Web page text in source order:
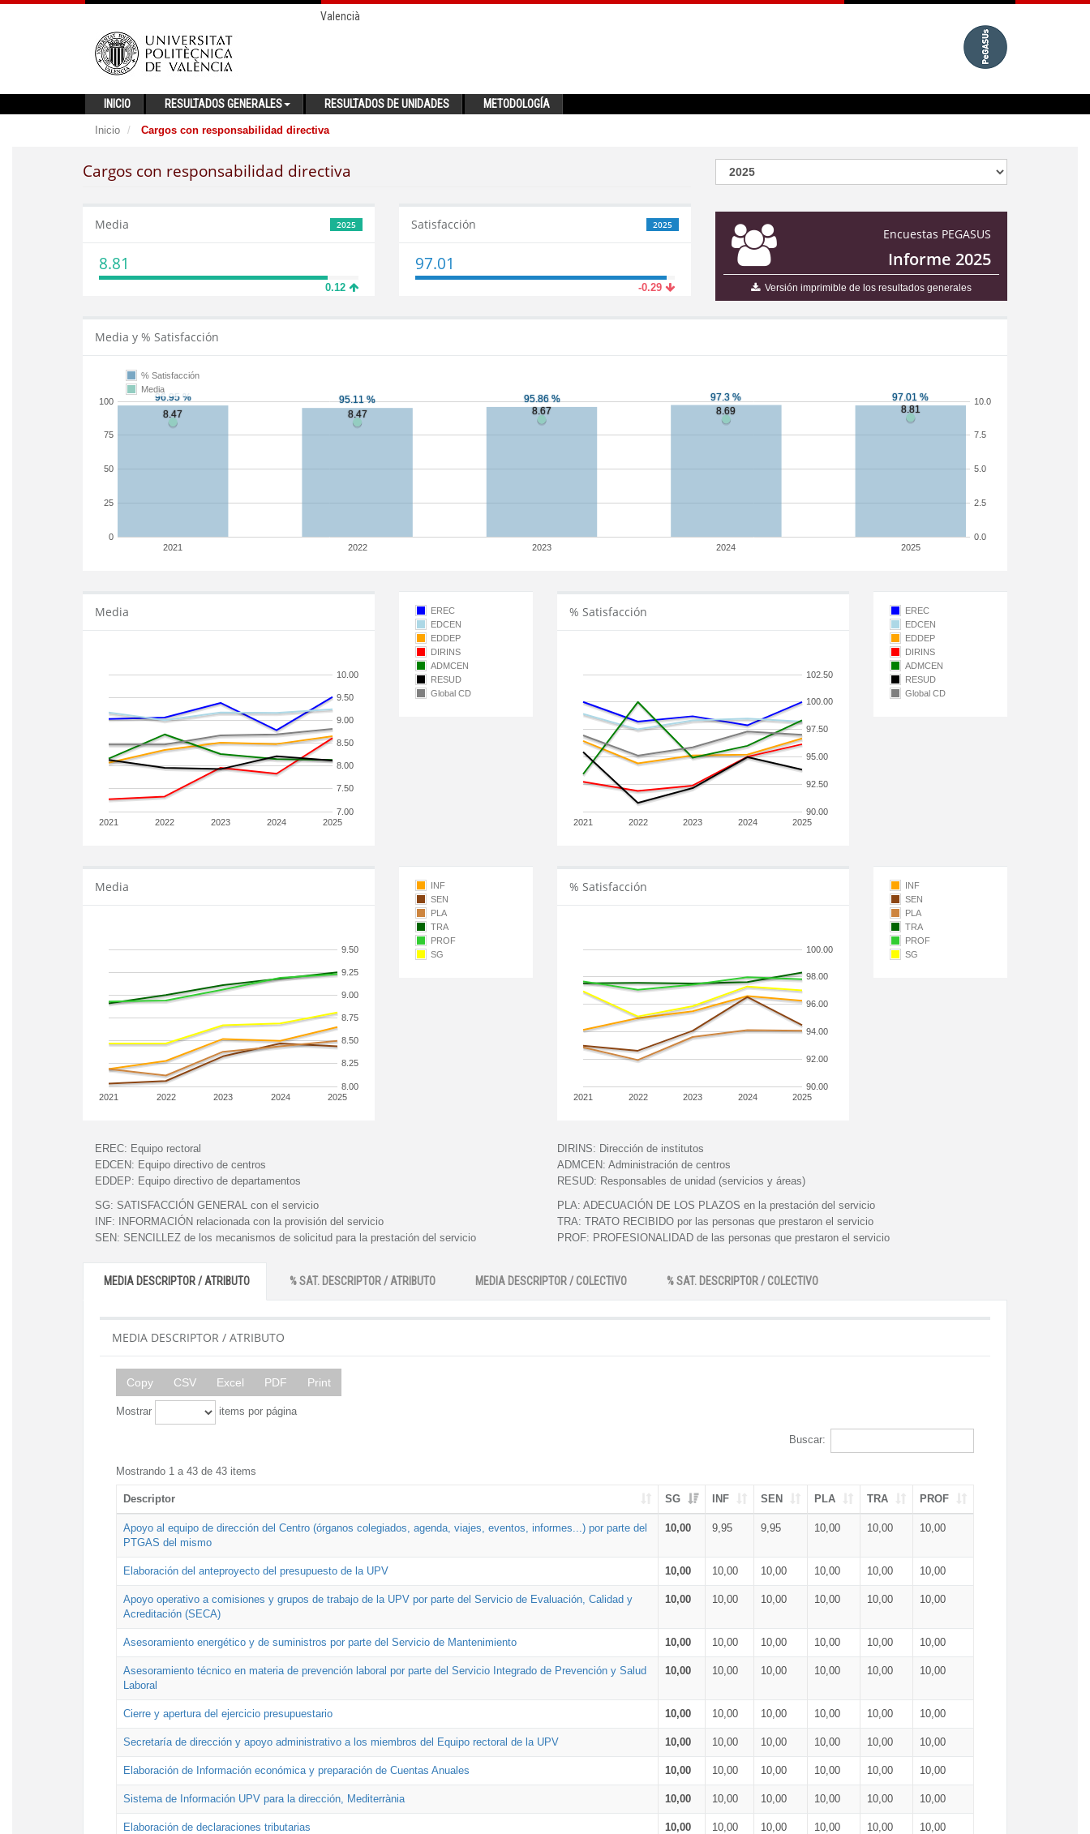
Valencià
INICIO RESULTADOS GENERALES RESULTADOS DE UNIDADES METODOLOGÍA
Inicio Cargos con responsabilidad directiva
Cargos con responsabilidad directiva
Encuestas PEGASUS
Informe 2025
Versión imprimible de los resultados generales
2025
Media
8.81
0.12
2025
Satisfacción
97.01
-0.29
Media y % Satisfacción
2021 2022 2023 2024 2025
0
25
50
75
100
0.0
2.5
5.0
7.5
10.0
% Satisfacción
Media
Media
2021 2022 2023 2024 2025
7.00
7.50
8.00
8.50
9.00
9.50
10.00
EREC
EDCEN
EDDEP
DIRINS
ADMCEN
RESUD
Global CD
% Satisfacción
2021 2022 2023 2024 2025
90.00
92.50
95.00
97.50
100.00
102.50
EREC
EDCEN
EDDEP
DIRINS
ADMCEN
RESUD
Global CD
Media
2021 2022 2023 2024 2025
8.00
8.25
8.50
8.75
9.00
9.25
9.50
INF
SEN
PLA
TRA
PROF
SG
% Satisfacción
2021 2022 2023 2024 2025
90.00
92.00
94.00
96.00
98.00
100.00
INF
SEN
PLA
TRA
PROF
SG
EREC: Equipo rectoral
EDCEN: Equipo directivo de centros
EDDEP: Equipo directivo de departamentos
DIRINS: Dirección de institutos
ADMCEN: Administración de centros
RESUD: Responsables de unidad (servicios y áreas)
SG: SATISFACCIÓN GENERAL con el servicio
INF:
INFORMACIÓN relacionada con la provisión del servicio
SEN: SENCILLEZ de los mecanismos de solicitud para la prestación del servicio
PLA: ADECUACIÓN DE LOS PLAZOS en la prestación del servicio
TRA: TRATO RECIBIDO por las personas que prestaron el servicio
PROF: PROFESIONALIDAD de las personas que prestaron el servicio
MEDIA DESCRIPTOR / ATRIBUTO % SAT. DESCRIPTOR / ATRIBUTO MEDIA DESCRIPTOR / COLECTIVO % SAT. DESCRIPTOR / COLECTIVO
MEDIA DESCRIPTOR / ATRIBUTO
Copy CSV Excel PDF Print
Mostrar items por página
Buscar:
Mostrando 1 a 43 de 43 items
Descriptor SG INF SEN PLA TRA PROF
Apoyo al equipo de dirección del Centro (órganos colegiados, agenda, viajes, eventos, informes...) por parte del
PTGAS del mismo
10,00 9,95 9,95 10,00 10,00 10,00
Elaboración del anteproyecto del presupuesto de la UPV 10,00 10,00 10,00 10,00 10,00 10,00
Apoyo operativo a comisiones y grupos de trabajo de la UPV por parte del Servicio de Evaluación, Calidad y
Acreditación (SECA)
10,00 10,00 10,00 10,00 10,00 10,00
Asesoramiento energético y de suministros por parte del Servicio de Mantenimiento 10,00 10,00 10,00 10,00 10,00 10,00
Asesoramiento técnico en materia de prevención laboral por parte del Servicio Integrado de Prevención y Salud
Laboral
10,00 10,00 10,00 10,00 10,00 10,00
Cierre y apertura del ejercicio presupuestario 10,00 10,00 10,00 10,00 10,00 10,00
Secretaría de dirección y apoyo administrativo a los miembros del Equipo rectoral de la UPV 10,00 10,00 10,00 10,00 10,00 10,00
Elaboración de Información económica y preparación de Cuentas Anuales 10,00 10,00 10,00 10,00 10,00 10,00
Sistema de Información UPV para la dirección, Mediterrània 10,00 10,00 10,00 10,00 10,00 10,00
Elaboración de declaraciones tributarias 10,00 10,00 10,00 10,00 10,00 10,00